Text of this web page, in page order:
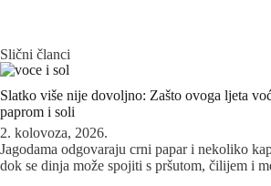
Slični članci
Slatko više nije dovoljno: Zašto ovoga ljeta
paprom i soli
2. kolovoza, 2026.
Jagodama odgovaraju crni papar i nekoliko
dok se dinja može spojiti s pršutom, čilijem i